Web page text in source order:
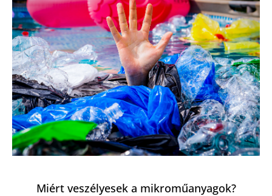
Miért veszélyesek a mikroműanyagok?